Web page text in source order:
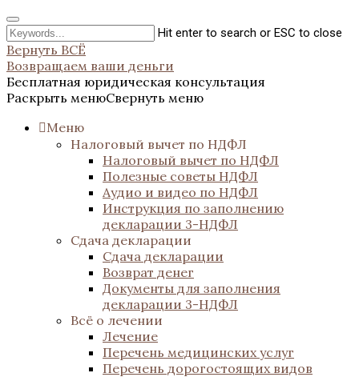
Hit enter to search or ESC to close
Вернуть ВСЁ
Возвращаем ваши деньги
Бесплатная юридическая консультация
Раскрыть менюСвернуть меню
Меню
Налоговый вычет по НДФЛ
Налоговый вычет по НДФЛ
Полезные советы НДФЛ
Аудио и видео по НДФЛ
Инструкция по заполнению
декларации 3-НДФЛ
Сдача декларации
Сдача декларации
Возврат денег
Документы для заполнения
декларации 3-НДФЛ
Всё о лечении
Лечение
Перечень медицинских услуг
Перечень дорогостоящих видов